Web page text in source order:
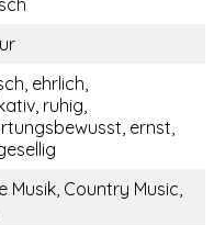
ehrlich,
ruhig,
ernst,
Musik, Country Music,